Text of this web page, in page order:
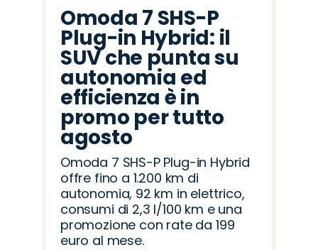
Omoda 7 SHS-P
Plug-in Hybrid: il
SUV che punta su
autonomia ed
efficienza è in
promo per tutto
agosto
Omoda 7 SHS-P Plug-in Hybrid
offre fino a 1.200 km di
autonomia, 92 km in elettrico,
consumi di 2,3 l/100 km e una
promozione con rate da 199
euro al mese.